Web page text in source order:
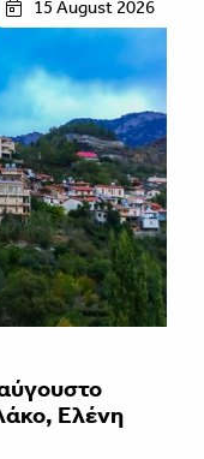
15 August 2026
Ελένη